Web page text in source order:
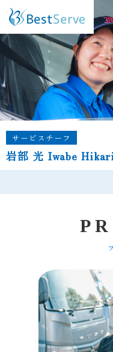
サービスチーフ
岩部 光 Iwabe
P R